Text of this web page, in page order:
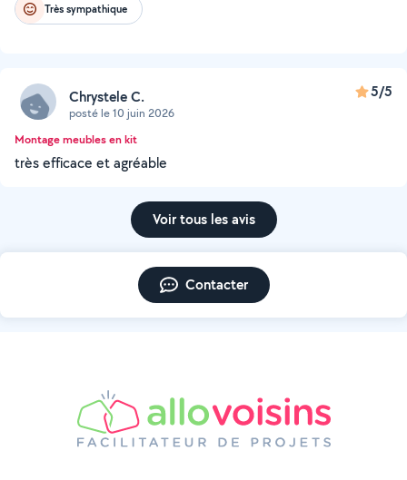
Très sympathique
Chrystele C.
posté le 10 juin 2026
5/5
Montage meubles en kit
très efficace et agréable
Voir tous les avis
Contacter